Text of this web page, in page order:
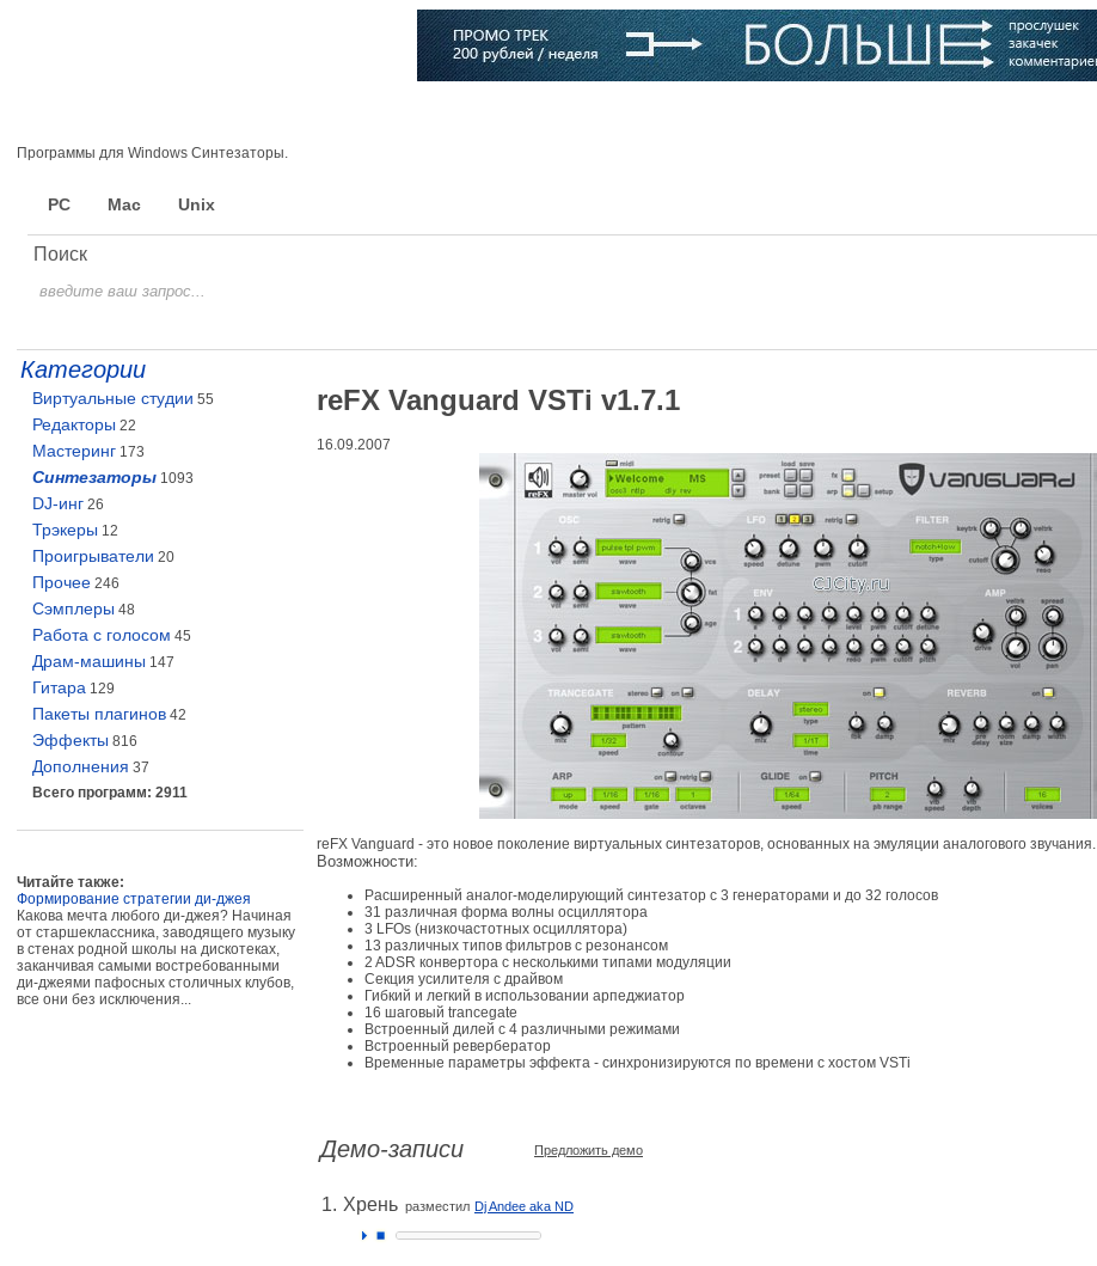
Программы для Windows Синтезаторы.
PC Mac Unix
Поиск
Категории
Виртуальные студии 55
Редакторы 22
Мастеринг 173
Синтезаторы 1093
DJ-инг 26
Трэкеры 12
Проигрыватели 20
Прочее 246
Сэмплеры 48
Работа с голосом 45
Драм-машины 147
Гитара 129
Пакеты плагинов 42
Эффекты 816
Дополнения 37
Всего программ: 2911
Читайте также:
Формирование стратегии ди-джея
Какова мечта любого ди-джея? Начиная
от старшеклассника, заводящего музыку
в стенах родной школы на дискотеках,
заканчивая самыми востребованными
ди-джеями пафосных столичных клубов,
все они без исключения...
reFX Vanguard VSTi v1.7.1
16.09.2007
reFX Vanguard - это новое поколение виртуальных синтезаторов, основанных на эмуляции аналогового звучания.
Возможности:
Расширенный аналог-моделирующий синтезатор с 3 генераторами и до 32 голосов
31 различная форма волны осциллятора
3 LFOs (низкочастотных осциллятора)
13 различных типов фильтров с резонансом
2 ADSR конвертора с несколькими типами модуляции
Секция усилителя с драйвом
Гибкий и легкий в использовании арпеджиатор
16 шаговый trancegate
Встроенный дилей с 4 различными режимами
Встроенный ревербератор
Временные параметры эффекта - синхронизируются по времени с хостом VSTi
Демо-записи Предложить демо
1. Хрень разместил Dj Andee aka ND